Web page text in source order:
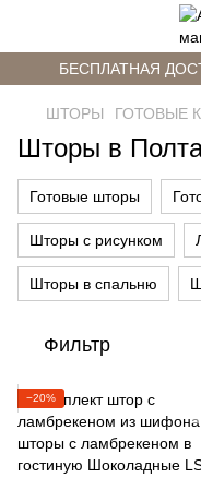
БЕСПЛАТНАЯ
ШТОРЫ ГОТОВЫЕ
Шторы в
Готовые шторы
Шторы с рисунком
Шторы в спальню
Фильтр
−20%